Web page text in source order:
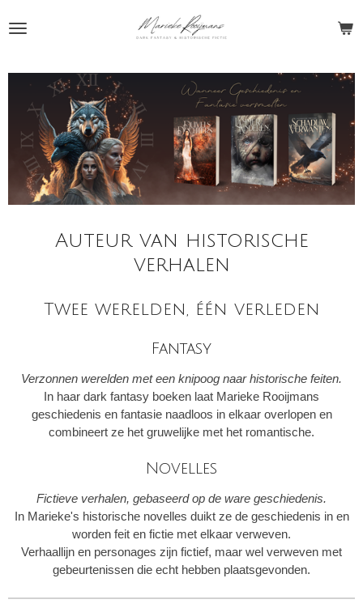
direct
hoofdinhoud
Auteur van historische
verhalen
Twee werelden, één verleden
Fantasy
Verzonnen werelden met een knipoog naar historische feiten.
In haar dark fantasy boeken laat Marieke Rooijmans
geschiedenis en fantasie naadloos in elkaar overlopen en
combineert ze het gruwelijke met het romantische.
Novelles
Fictieve verhalen, gebaseerd op de ware geschiedenis.
In Marieke's historische novelles duikt ze de geschiedenis in en
worden feit en fictie met elkaar verweven.
Verhaallijn en personages zijn fictief, maar wel verweven met
gebeurtenissen die echt hebben plaatsgevonden.